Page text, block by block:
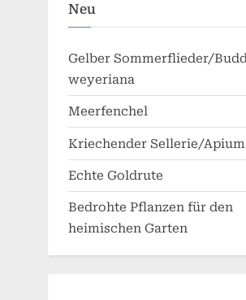
Neu
Gelber Sommerflieder/
weyeriana
Meerfenchel
Kriechender Sellerie/Apium
Echte Goldrute
Bedrohte Pflanzen für den
heimischen Garten